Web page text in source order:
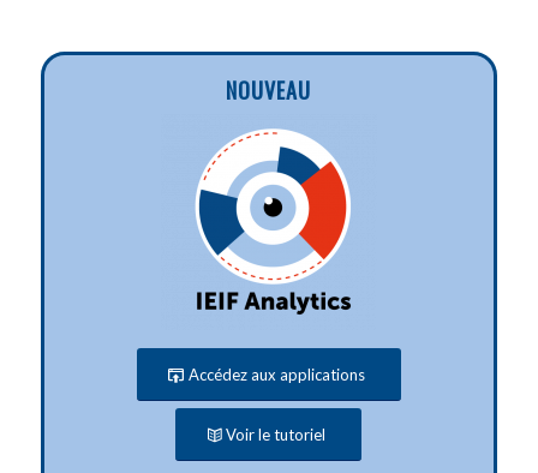
NOUVEAU
Accédez aux applications
Voir le tutoriel